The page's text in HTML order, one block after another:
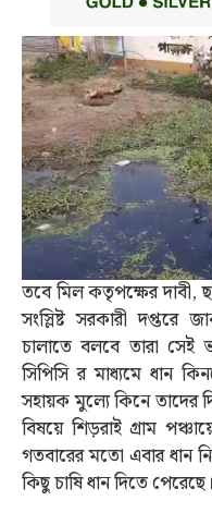
তবে মিল কতৃপক্ষের দাবী,
সংস্লিষ্ট সরকারী দপ্তরে
চালাতে বলবে তারা সেই
সিপিসি র মাধ্যমে ধান
সহায়ক মুল্যে কিনে তাদের
বিষয়ে শিড়রাই গ্রাম
গতবারের মতো এবার ধান
কিছু চাষি ধান দিতে